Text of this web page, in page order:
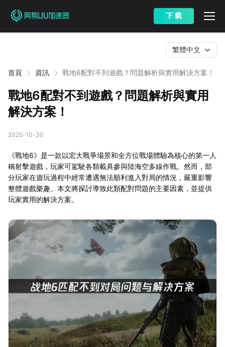
下 载
首頁 資訊 戰地6配對不到遊戲？問題解析與實用解決方案！
繁體中文
戰地6配對不到遊戲？問題解析與實用
解決方案！
2025-10-30
《戰地6》是一款以宏大戰爭場景和全方位戰場體驗為核心的第一人
稱射擊遊戲，玩家可駕駛各類載具參與陸海空多線作戰。然而，部
分玩家在遊玩過程中經常遭遇無法順利進入對局的情況，嚴重影響
整體遊戲樂趣。本文將探討導致此類配對問題的主要因素，並提供
玩家實用的解決方案。